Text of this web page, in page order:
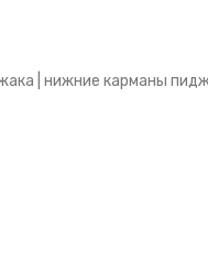
| нижние карманы